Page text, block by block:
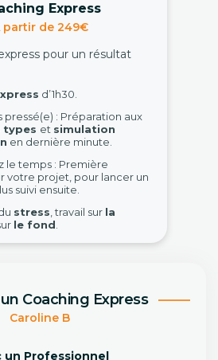
Express
partir de 249€
pour un résultat
d’1h30.
pressé(e) : Préparation aux
types et simulation
en dernière minute.
le temps : Première
votre projet, pour lancer un
suivi ensuite.
stress , travail sur la
le fond
Coaching Express
Caroline B
un Professionnel